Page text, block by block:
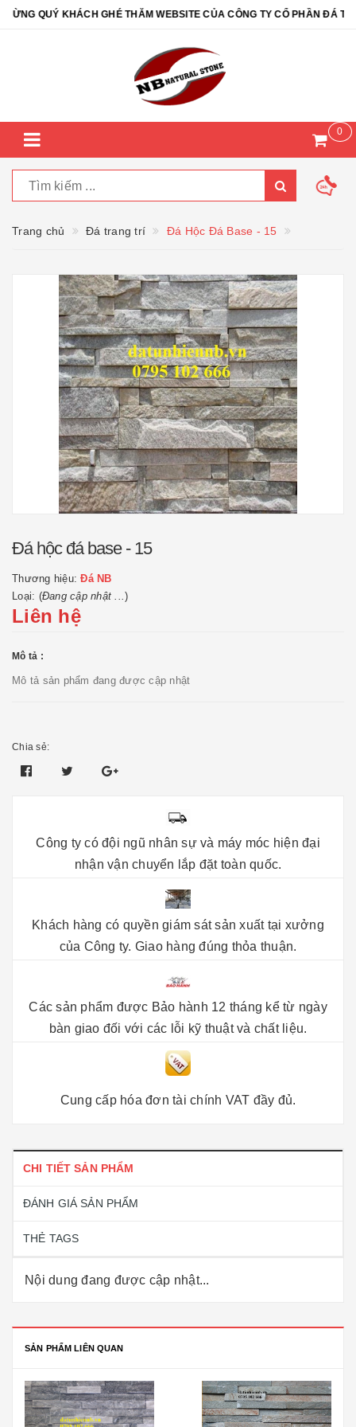
QUÝ KHÁCH GHÉ THĂM WEBSITE CỦA CÔNG TY CỔ PHẦN ĐÁ TỰ
0
Trang chủ Đá trang trí Đá Hộc Đá Base - 15
Đá hộc đá base - 15
Thương hiệu:Đá NB
Loại: (Đang cập nhật ...)
Liên hệ
Mô tả :
Mô tả sản phẩm đang được cập nhật
Chia sẻ:
Công ty có đội ngũ nhân sự và máy móc hiện đại
nhận vận chuyển lắp đặt toàn quốc.
Khách hàng có quyền giám sát sản xuất tại xưởng
của Công ty. Giao hàng đúng thỏa thuận.
Các sản phẩm được Bảo hành 12 tháng kể từ ngày
bàn giao đối với các lỗi kỹ thuật và chất liệu.
Cung cấp hóa đơn tài chính VAT đầy đủ.
CHI TIẾT SẢN PHẨM
ĐÁNH GIÁ SẢN PHẨM
THẺ TAGS
Nội dung đang được cập nhật...
SẢN PHẨM LIÊN QUAN